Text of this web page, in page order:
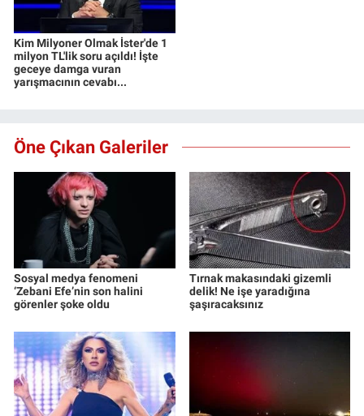
Kim Milyoner Olmak İster'de 1
milyon TL'lik soru açıldı! İşte
geceye damga vuran
yarışmacının cevabı...
Öne Çıkan Galeriler
Sosyal medya fenomeni
‘Zebani Efe’nin son halini
görenler şoke oldu
Tırnak makasındaki gizemli
delik! Ne işe yaradığına
şaşıracaksınız